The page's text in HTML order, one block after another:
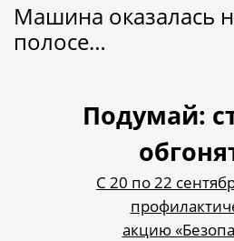
Машина оказалась
полосе…
Подумай:
С 20 по 22
акцию